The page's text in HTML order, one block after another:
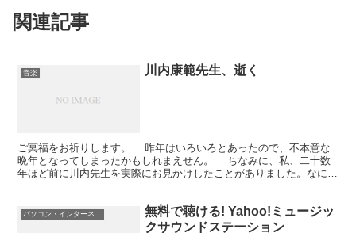
関連記事
音楽 川内康範先生、逝く
ご冥福をお祈りします。 昨年はいろいろとあったので、不本意な
晩年となってしまったかもしれまえせん。 ちなみに、私、二十数
年ほど前に川内先生を実際にお見かけしたことがありました。なにぶ
無料で聴ける! Yahoo!ミュージッ
クサウンドステーション